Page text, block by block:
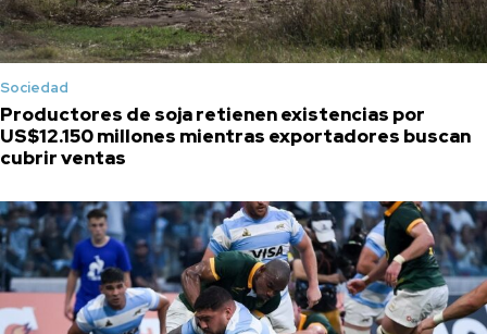
Sociedad
Productores de soja retienen existencias por
US$12.150 millones mientras exportadores buscan
cubrir ventas